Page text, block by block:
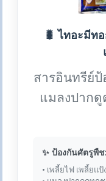
🐛 ไทอะมีท
สารอินทรีย์
แมลงปาก
✨ ป้องกันศัตรูพืช:
• เพลี้ยไฟ เพลี้ยแ